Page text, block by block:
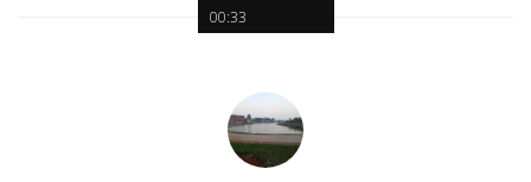
00:33